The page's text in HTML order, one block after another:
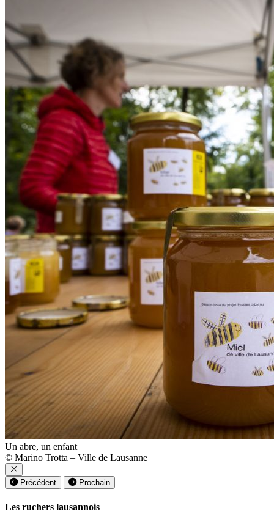
Un abre, un enfant
© Marino Trotta – Ville de Lausanne
Précédent Prochain
Les ruchers lausannois